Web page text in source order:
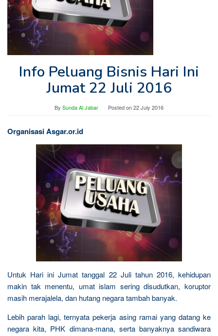
Info Peluang Bisnis Hari Ini
Jumat 22 Juli 2016
By Sunda Al Jabar Posted on22 July 2016
Organisasi Asgar.or.id
Untuk Hari ini Jumat tanggal 22 Juli tahun 2016, kehidupan
makin tak menentu, umat islam sering disudutkan, koruptor
masih merajalela, dan hutang negara tambah banyak.
Lebih parah lagi, ternyata pekerja asing ramai yang datang ke
negara kita, PHK dimana-mana, serta banyaknya sandiwara